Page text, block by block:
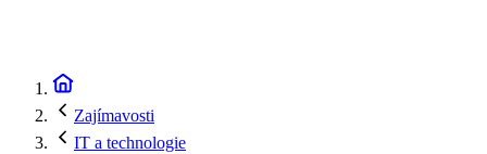
Zajímavosti
IT a technologie